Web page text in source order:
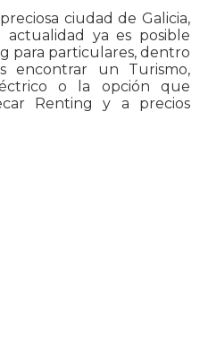
ciudad de Galicia,
ya es posible
para particulares, dentro
encontrar un Turismo,
o la opción que
Renting y a precios